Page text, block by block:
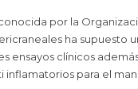
por la
ha
ensayos clínicos
para el